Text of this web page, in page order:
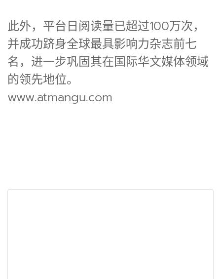
此外，平台日阅读量已超过100万次，
并成功跻身全球最具影响力杂志前七
名，进一步巩固其在国际华文媒体领域
的领先地位。
www.atmangu.com